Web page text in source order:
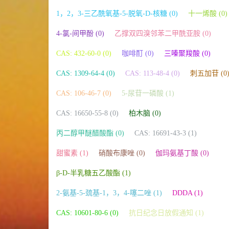
1，2，3-三乙酰氧基-5-脱氧-D-核糖 (0) 十一烯酸 (0)
4-氯-间甲酚 (0) 乙撑双四溴邻苯二甲酰亚胺 (0)
CAS: 432-60-0 (0) 咖啡酊 (0) 三嗪聚羧酸 (0)
CAS: 1309-64-4 (0) CAS: 113-48-4 (0) 刺五加苷 (0)
CAS: 106-46-7 (0) 5-尿苷一磷酸 (1)
CAS: 16650-55-8 (0) 柏木脑 (0)
丙二醇甲醚醋酸酯 (0) CAS: 16691-43-3 (1)
甜蜜素 (1) 硝酸布康唑 (0) 伽玛氨基丁酸 (0)
β-D-半乳糖五乙酸酯 (1)
2-氨基-5-巯基-1，3，4-噻二唑 (1) DDDA (1)
CAS: 10601-80-6 (0) 抗日纪念日放假通知 (1)